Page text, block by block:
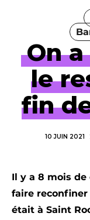
On
le
fin
10 JUIN 2021
Il y a 8 mois de
faire reconfiner
était à Saint